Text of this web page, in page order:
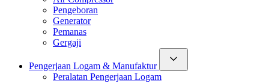
Pengeboran
Generator
Pemanas
Gergaji
Pengerjaan Logam & Manufaktur
Peralatan Pengerjaan Logam